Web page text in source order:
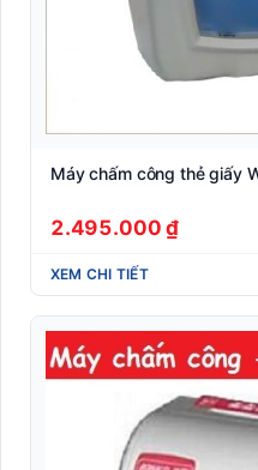
Máy chấm công thẻ giấy
2.495.000 ₫
XEM CHI TIẾT